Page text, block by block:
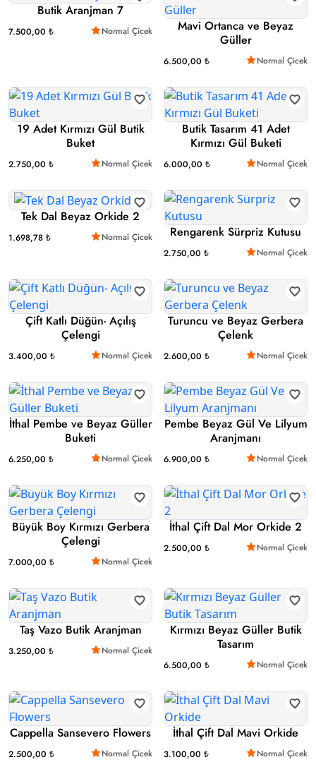
Butik Aranjman 7
7.500,00 ₺ Normal Çicek
Mavi Ortanca ve Beyaz
Güller
6.500,00 ₺ Normal Çicek
19 Adet Kırmızı Gül Butik
Buket
2.750,00 ₺ Normal Çicek
Butik Tasarım 41 Adet
Kırmızı Gül Buketi
6.000,00 ₺ Normal Çicek
Tek Dal Beyaz Orkide 2
1.698,78 ₺ Normal Çicek Rengarenk Sürpriz Kutusu
2.750,00 ₺ Normal Çicek
Çift Katlı Düğün- Açılış
Çelengi
3.400,00 ₺ Normal Çicek
Turuncu ve Beyaz Gerbera
Çelenk
2.600,00 ₺ Normal Çicek
İthal Pembe ve Beyaz Güller
Buketi
6.250,00 ₺ Normal Çicek
Pembe Beyaz Gül Ve Lilyum
Aranjmanı
6.900,00 ₺ Normal Çicek
Büyük Boy Kırmızı Gerbera
Çelengi
7.000,00 ₺ Normal Çicek
İthal Çift Dal Mor Orkide 2
2.500,00 ₺ Normal Çicek
Taş Vazo Butik Aranjman
3.250,00 ₺ Normal Çicek
Kırmızı Beyaz Güller Butik
Tasarım
6.500,00 ₺ Normal Çicek
Cappella Sansevero Flowers
2.500,00 ₺ Normal Çicek
İthal Çift Dal Mavi Orkide
3.100,00 ₺ Normal Çicek